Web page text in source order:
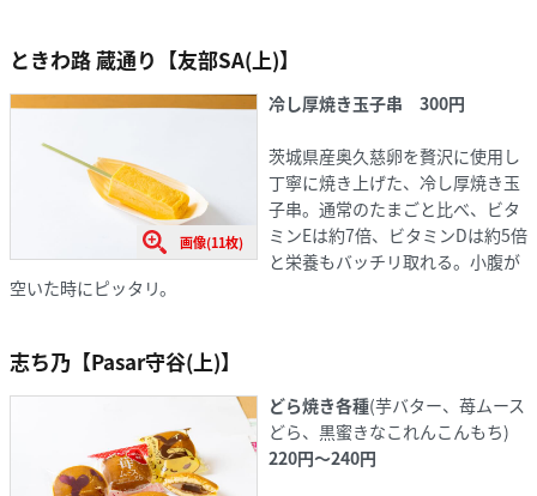
ときわ路 蔵通り【友部SA(上)】
画像(11枚)
冷し厚焼き玉子串 300円
茨城県産奥久慈卵を贅沢に使用し
丁寧に焼き上げた、冷し厚焼き玉
子串。通常のたまごと比べ、ビタ
ミンEは約7倍、ビタミンDは約5倍
と栄養もバッチリ取れる。小腹が
空いた時にピッタリ。
志ち乃【Pasar守谷(上)】
どら焼き各種(芋バター、苺ムース
どら、黒蜜きなこれんこんもち)
220円〜240円